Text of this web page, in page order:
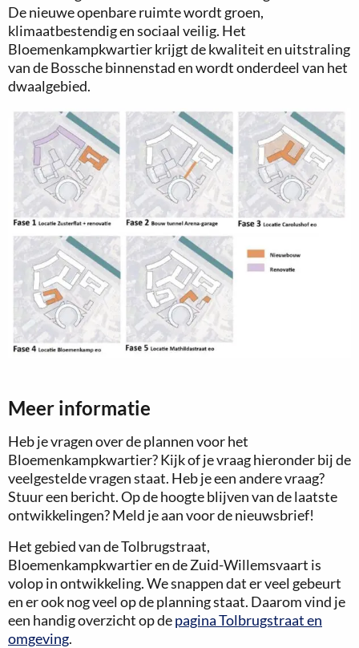
De nieuwe openbare ruimte wordt groen,
klimaatbestendig en sociaal veilig. Het
Bloemenkampkwartier krijgt de kwaliteit en uitstraling
van de Bossche binnenstad en wordt onderdeel van het
dwaalgebied.
Meer informatie
Heb je vragen over de plannen voor het
Bloemenkampkwartier? Kijk of je vraag hieronder bij de
veelgestelde vragen staat. Heb je een andere vraag?
Stuur een bericht. Op de hoogte blijven van de laatste
ontwikkelingen? Meld je aan voor de nieuwsbrief!
Het gebied van de Tolbrugstraat,
Bloemenkampkwartier en de Zuid-Willemsvaart is
volop in ontwikkeling. We snappen dat er veel gebeurt
en er ook nog veel op de planning staat. Daarom vind je
een handig overzicht op depagina Tolbrugstraat en
omgeving.